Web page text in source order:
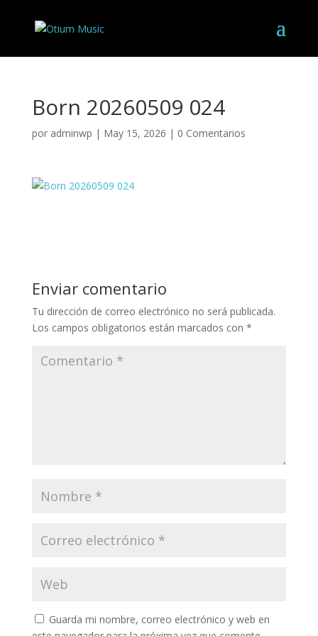
Born 20260509 024
por adminwp | May 15, 2026 | 0 Comentarios
Enviar comentario
Tu dirección de correo electrónico no será publicada.
Los campos obligatorios están marcados con *
Guarda mi nombre, correo electrónico y web en